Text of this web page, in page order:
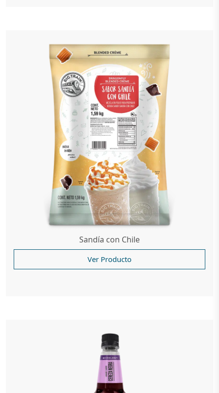
Sandía con Chile
Ver Producto